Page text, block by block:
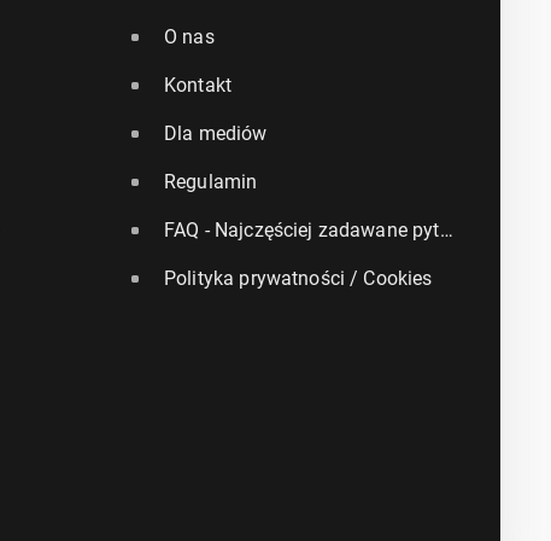
O nas
Kontakt
Dla mediów
Regulamin
FAQ - Najczęściej zadawane pytania
Polityka prywatności / Cookies